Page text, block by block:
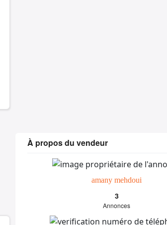
À propos du vendeur
amany mehdoui
3
Annonces